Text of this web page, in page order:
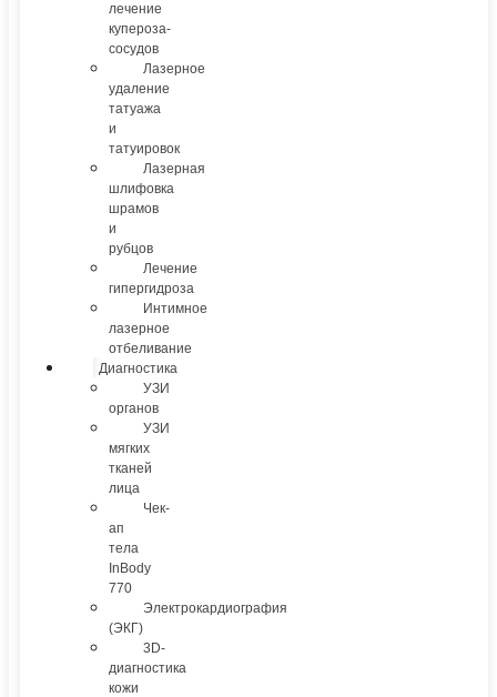
лечение
купероза-
сосудов
Лазерное
удаление
татуажа
и
татуировок
Лазерная
шлифовка
шрамов
и
рубцов
Лечение
гипергидроза
Интимное
лазерное
отбеливание
Диагностика
УЗИ
органов
УЗИ
мягких
тканей
лица
Чек-
ап
тела
InBody
770
Электрокардиография
(ЭКГ)
3D-
диагностика
кожи